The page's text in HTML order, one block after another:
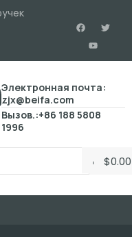
Электронная почта:
zjx@beifa.com
Вызов.:+86 188 5808
1996
$0.00